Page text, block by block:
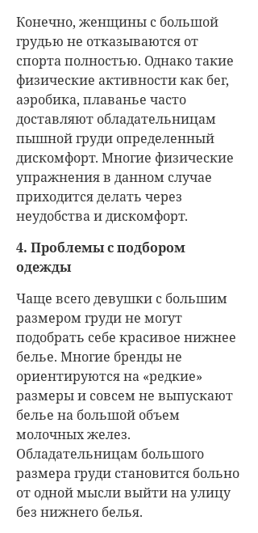
Конечно, женщины с большой
грудью не отказываются от
спорта полностью. Однако такие
физические активности как бег,
аэробика, плаванье часто
доставляют обладательницам
пышной груди определенный
дискомфорт. Многие физические
упражнения в данном случае
приходится делать через
неудобства и дискомфорт.
4. Проблемы с подбором
одежды
Чаще всего девушки с большим
размером груди не могут
подобрать себе красивое нижнее
белье. Многие бренды не
ориентируются на «редкие»
размеры и совсем не выпускают
белье на большой объем
молочных желез.
Обладательницам большого
размера груди становится больно
от одной мысли выйти на улицу
без нижнего белья.